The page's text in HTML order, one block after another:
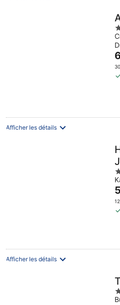
5
5
Afficher les détails
3
5
Afficher les détails
5